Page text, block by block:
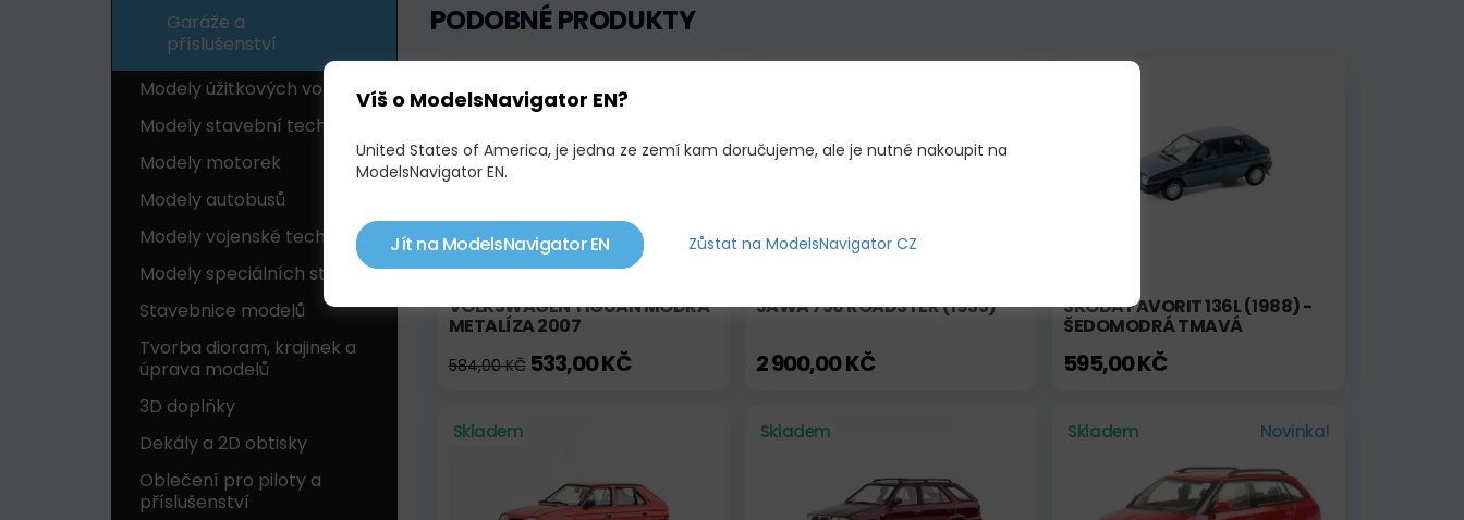
Garáže a
příslušenství
Modely úžitkových vozidel
Modely stavební techniky
Modely motorek
Modely autobusů
Modely vojenské techniky
Modely speciálních strojů
Stavebnice modelů
Tvorba dioram, krajinek a
úprava modelů
3D doplňky
Dekály a 2D obtisky
Oblečení pro piloty a
příslušenství
PODOBNÉ PRODUKTY
VOLKSWAGEN TIGUAN MODRÁ
METALÍZA 2007
584,00 KČ533,00 KČ
JAWA 750 ROADSTER (1935)
2 900,00 KČ
ŠKODA FAVORIT 136L (1988) -
ŠEDOMODRÁ TMAVÁ
595,00 KČ
Skladem Skladem Skladem Novinka!
Víš o ModelsNavigator EN?
United States of America, je jedna ze zemí kam doručujeme, ale je nutné nakoupit na
ModelsNavigator EN.
Jít na ModelsNavigator EN Zůstat na ModelsNavigator CZ